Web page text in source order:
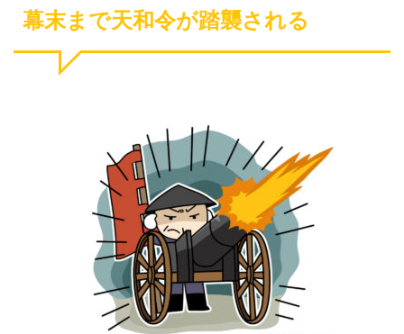
幕末まで天和令が踏襲される